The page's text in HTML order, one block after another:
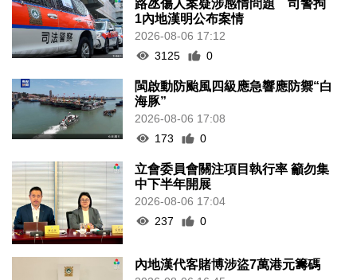
路氹傷人案疑涉感情問題 司警拘
1內地漢明公布案情
2026-08-06 17:12
3125
0
閩啟動防颱風四級應急響應防禦“白
海豚”
2026-08-06 17:08
173
0
立會委員會關注項目執行率 籲勿集
中下半年開展
2026-08-06 17:04
237
0
內地漢代客賭博涉盜7萬港元籌碼